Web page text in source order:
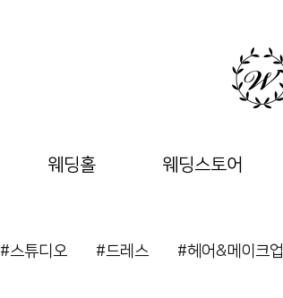
웨딩홀 웨딩스토어
#스튜디오 #드레스 #헤어&메이크업